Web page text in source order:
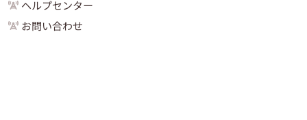
ヘルプセンター
お問い合わせ